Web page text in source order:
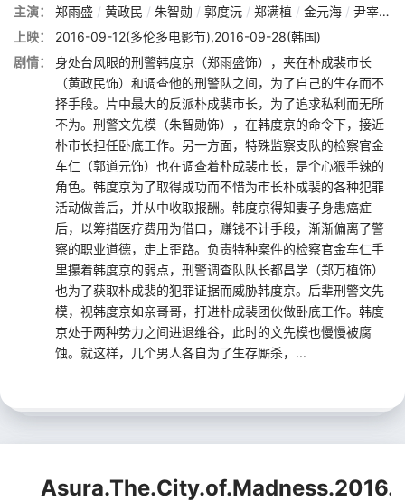
主演：
郑雨盛 / 黄政民 / 朱智勋 / 郭度沅 / 郑满植 / 金元海 / 尹宰文
上映：
2016-09-12(多伦多电影节),2016-09-28(韩国)
剧情：
身处台风眼的刑警韩度京（郑雨盛饰），夹在朴成裴市长
（黄政民饰）和调查他的刑警队之间，为了自己的生存而不
择手段。片中最大的反派朴成裴市长，为了追求私利而无所
不为。刑警文先模（朱智勋饰），在韩度京的命令下，接近
朴市长担任卧底工作。另一方面，特殊监察支队的检察官金
车仁（郭道元饰）也在调查着朴成裴市长，是个心狠手辣的
角色。韩度京为了取得成功而不惜为市长朴成裴的各种犯罪
活动做善后，并从中收取报酬。韩度京得知妻子身患癌症
后，以筹措医疗费用为借口，赚钱不计手段，渐渐偏离了警
察的职业道德，走上歪路。负责特种案件的检察官金车仁手
里攥着韩度京的弱点，刑警调查队队长都昌学（郑万植饰）
也为了获取朴成裴的犯罪证据而威胁韩度京。后辈刑警文先
模，视韩度京如亲哥哥，打进朴成裴团伙做卧底工作。韩度
京处于两种势力之间进退维谷，此时的文先模也慢慢被腐
蚀。就这样，几个男人各自为了生存厮杀，...